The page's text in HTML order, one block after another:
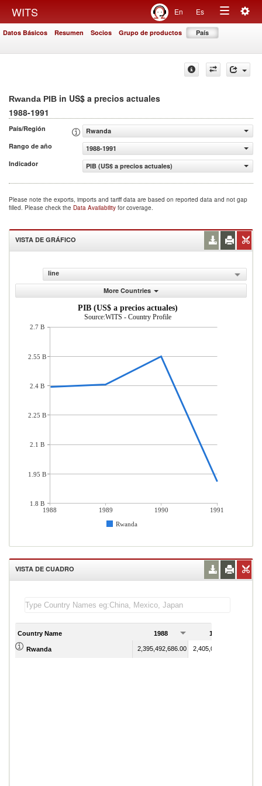
WITS En Es
Toggle
Datos Básicos Resumen Socios Grupo de productos País
Rwanda PIB in US$ a precios actuales
1988-1991
País/Región
Rwanda
Rango de año
1988-1991
Indicador
PIB (US$ a precios actuales)
Please note the exports, imports and tariff data are based on reported data and not gap
filled. Please check the Data Availability for coverage.
VISTA DE GRÁFICO
line
More Countries
PIB (US$ a precios actuales)
Source:WITS - Country Profile
1988 1989 1990
1991
Rwanda
2.7 B
2.55 B
2.4 B
2.25 B
2.1 B
1.95 B
1.8 B
VISTA DE CUADRO
Country Name 1988 1989
Rwanda 2,395,492,686.00 2,405,022,593.00